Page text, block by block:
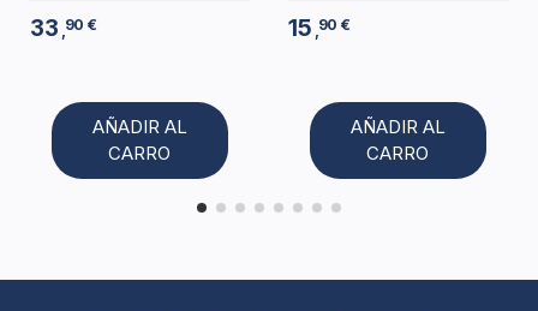
33 90 €
AÑADIR AL
CARRO
15 90 €
AÑADIR AL
CARRO